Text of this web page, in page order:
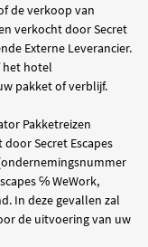
de verkoop van
verkocht door Secret
Externe Leverancier.
het hotel
pakket of verblijf.
Pakketreizen
Secret Escapes
℅ WeWork,
In deze gevallen zal
de uitvoering van uw